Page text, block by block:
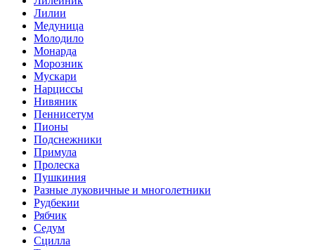
Лилии
Медуница
Молодило
Монарда
Морозник
Мускари
Нарциссы
Нивяник
Пеннисетум
Пионы
Подснежники
Примула
Пролеска
Пушкиния
Разные луковичные и многолетники
Рудбекии
Рябчик
Седум
Сцилла